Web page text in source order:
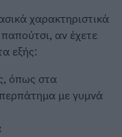
χαρακτηριστικά
αν έχετε
εξής:
όπως στα
με γυμνά